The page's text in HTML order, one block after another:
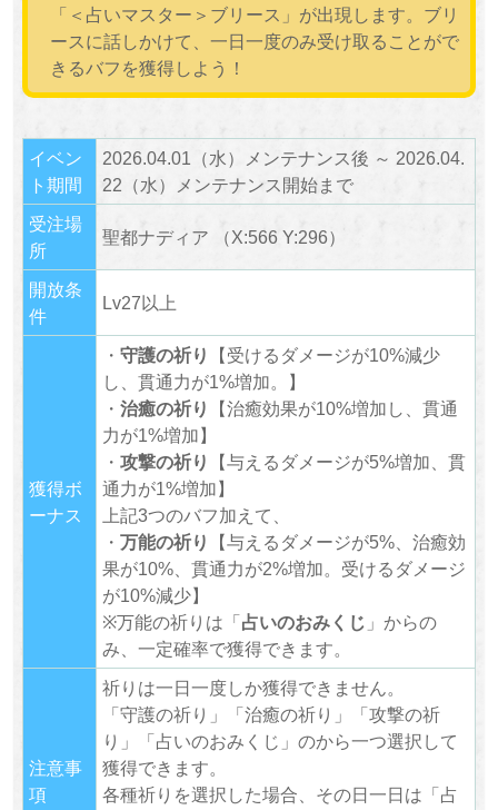
「＜占いマスター＞ブリース」が出現します。ブリ
ースに話しかけて、一日一度のみ受け取ることがで
きるバフを獲得しよう！
イベン
ト期間
2026.04.01（水）メンテナンス後 ～ 2026.04.
22（水）メンテナンス開始まで
受注場
所
聖都ナディア （X:566 Y:296）
開放条
件
Lv27以上
獲得ボ
ーナス
・ 守護の祈り
【受けるダメージが10%減少
し、貫通力が1%増加。】
・ 治癒の祈り
【治癒効果が10%増加し、貫通
力が1%増加】
・ 攻撃の祈り
【与えるダメージが5%増加、貫
通力が1%増加】
上記3つのバフ加えて、
・ 万能の祈り
【与えるダメージが5%、治癒効
果が10%、貫通力が2%増加。受けるダメージ
が10%減少】
※万能の祈りは「占いのおみくじ 」からの
み、一定確率で獲得できます。
注意事
項
祈りは一日一度しか獲得できません。
「守護の祈り」「治癒の祈り」「攻撃の祈
り」「占いのおみくじ」のから一つ選択して
獲得できます。
各種祈りを選択した場合、その日一日は「占